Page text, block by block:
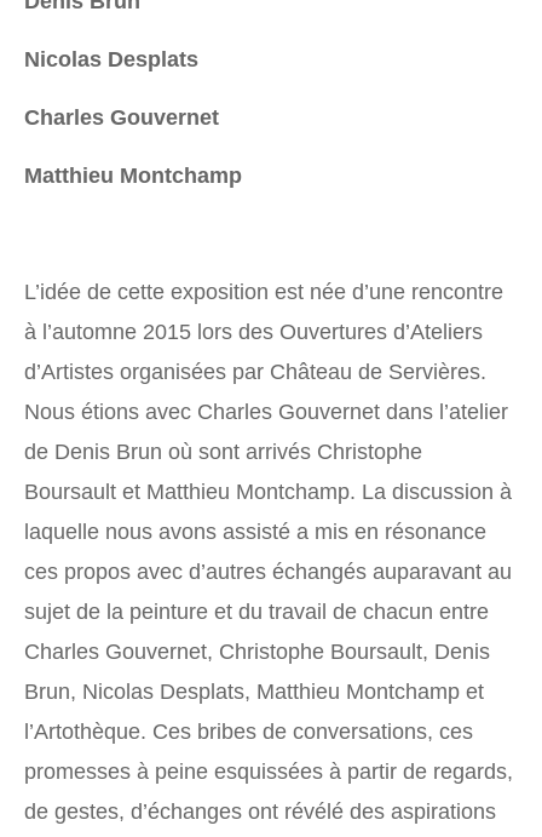
Nicolas Desplats
Charles Gouvernet
Matthieu Montchamp
L’idée de cette exposition est née d’une rencontre
à l’automne 2015 lors des Ouvertures d’Ateliers
d’Artistes organisées par Château de Servières.
Nous étions avec Charles Gouvernet dans l’atelier
de Denis Brun où sont arrivés Christophe
Boursault et Matthieu Montchamp. La discussion à
laquelle nous avons assisté a mis en résonance
ces propos avec d’autres échangés auparavant au
sujet de la peinture et du travail de chacun entre
Charles Gouvernet, Christophe Boursault, Denis
Brun, Nicolas Desplats, Matthieu Montchamp et
l’Artothèque. Ces bribes de conversations, ces
promesses à peine esquissées à partir de regards,
de gestes, d’échanges ont révélé des aspirations